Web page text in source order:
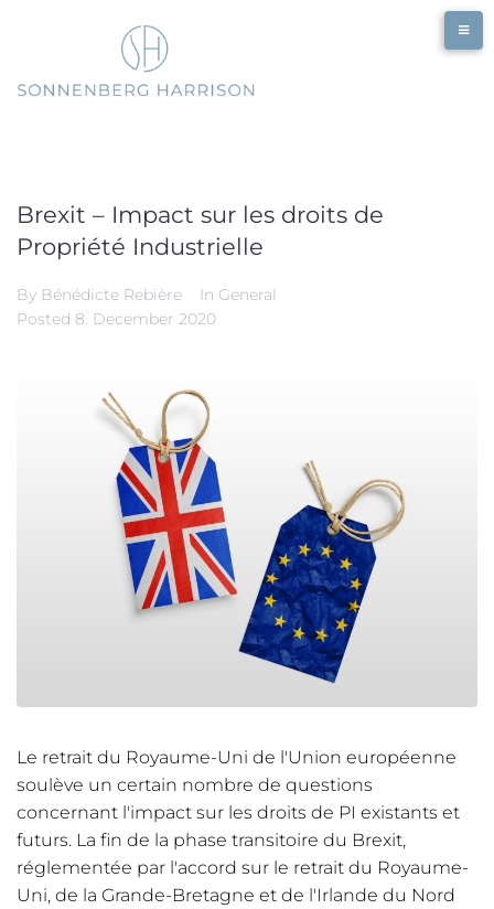
Brexit – Impact sur les droits de
Propriété Industrielle
By Bénédicte Rebière In General
Posted 8. December 2020
Le retrait du Royaume-Uni de l'Union européenne
soulève un certain nombre de questions
concernant l'impact sur les droits de PI existants et
futurs. La fin de la phase transitoire du Brexit,
réglementée par l'accord sur le retrait du Royaume-
Uni, de la Grande-Bretagne et de l'Irlande du Nord